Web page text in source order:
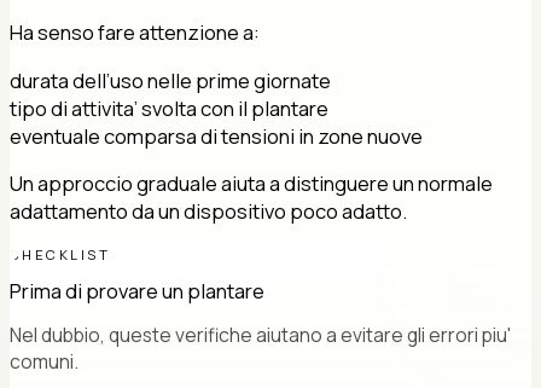
Ha senso fare attenzione a:
durata dell’uso nelle prime giornate
tipo di attivita’ svolta con il plantare
eventuale comparsa di tensioni in zone nuove
Un approccio graduale aiuta a distinguere un normale
adattamento da un dispositivo poco adatto.
CHECKLIST
Prima di provare un plantare
Nel dubbio, queste verifiche aiutano a evitare gli errori piu'
comuni.